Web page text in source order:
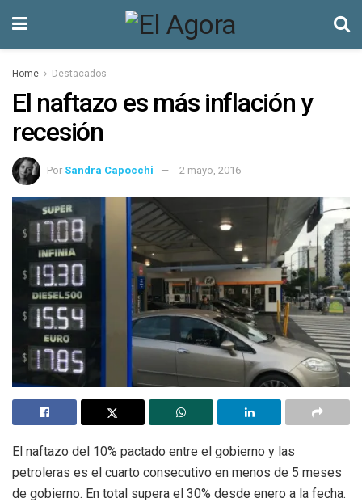
Home Destacados
El naftazo es más inflación y
recesión
Por Sandra Capocchi 2 mayo, 2016
El naftazo del 10% pactado entre el gobierno y las
petroleras es el cuarto consecutivo en menos de 5 meses
de gobierno. En total supera el 30% desde enero a la fecha.